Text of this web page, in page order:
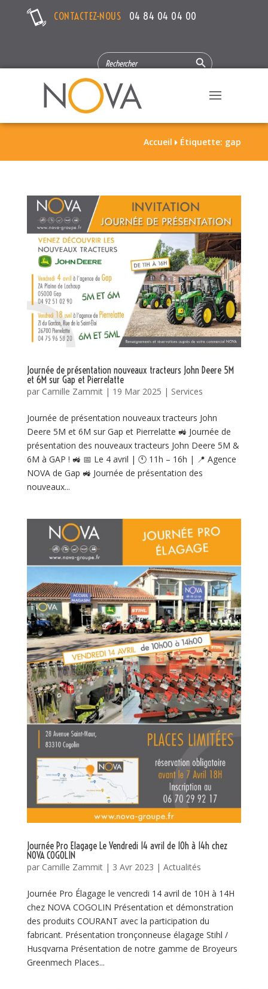
CONTACTEZ-NOUS 04 84 04 04 00
SEARCH
FOR:
Search Button
Accueil  Étiquette: gap
Journée de présentation nouveaux tracteurs John Deere 5M
et 6M sur Gap et Pierrelatte
par Camille Zammit| 19 Mar 2025 | Services
Journée de présentation nouveaux tracteurs John
Deere 5M et 6M sur Gap et Pierrelatte 🚜 Journée de
présentation des nouveaux tracteurs John Deere 5M &
6M à GAP ! 🚜 📅 Le 4 avril | 🕚 11h – 16h | 📍 Agence
NOVA de Gap 🚜 Journée de présentation des
nouveaux...
Journée Pro Elagage Le Vendredi 14 avril de 10h à 14h chez
NOVA COGOLIN
par Camille Zammit| 3 Avr 2023 | Actualités
Journée Pro Élagage le vencredi 14 avril de 10H à 14H
chez NOVA COGOLIN Présentation et démonstration
des produits COURANT avec la participation du
fabricant. Présentation tronçonneuse élagage Stihl /
Husqvarna Présentation de notre gamme de Broyeurs
Greenmech Places...